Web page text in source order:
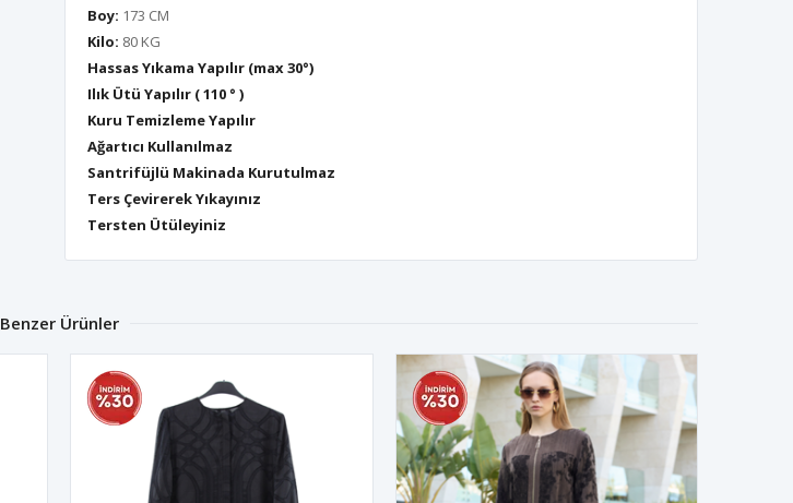
Boy: 173 CM
Kilo: 80 KG
Hassas Yıkama Yapılır (max 30°)
Ilık Ütü Yapılır ( 110 ° )
Kuru Temizleme Yapılır
Ağartıcı Kullanılmaz
Santrifüjlü Makinada Kurutulmaz
Ters Çevirerek Yıkayınız
Tersten Ütüleyiniz
Benzer Ürünler